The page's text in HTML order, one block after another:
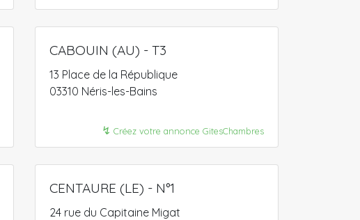
CABOUIN (AU) - T3
13 Place de la République
03310 Néris-les-Bains
↯ Créez votre annonce GitesChambres
CENTAURE (LE) - N°1
24 rue du Capitaine Migat